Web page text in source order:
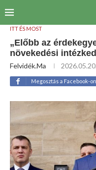
ITT ÉS MOST
„Előbb az
növekedési
Felvidék.ma 2026.05.20.
Megosztás a Facebook-on